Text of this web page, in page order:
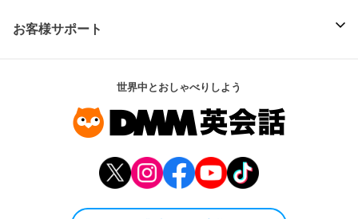
お客様サポート
世界中とおしゃべりしよう